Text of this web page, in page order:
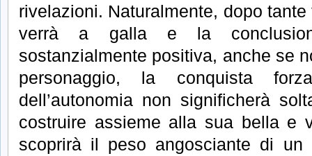
rivelazioni. Naturalmente, dopo
verrà a galla e la
sostanzialmente positiva, anche se
personaggio, la conquista
dell’autonomia non significherà
costruire assieme alla sua bella e
scoprirà il peso angosciante di